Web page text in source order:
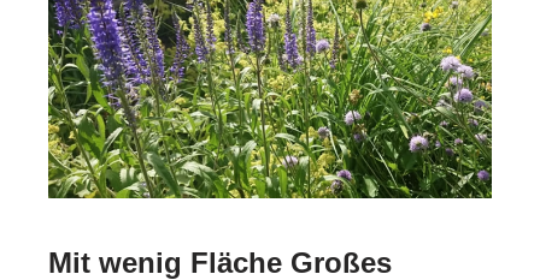
Mit wenig Fläche Großes